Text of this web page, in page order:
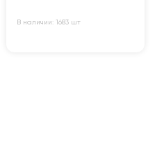
В наличии: 1683 шт